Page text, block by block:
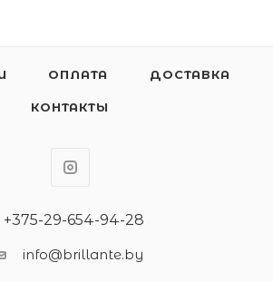
ОПЛАТА ДОСТАВКА
КОНТАКТЫ
+375-29-654-94-28
info@brillante.by